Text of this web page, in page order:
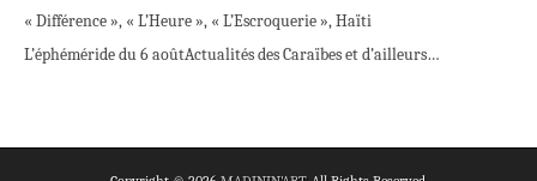
« Différence », « L’Heure », « L’Escroquerie », Haïti
L’éphéméride du 6 aoûtActualités des Caraïbes et d’ailleurs…